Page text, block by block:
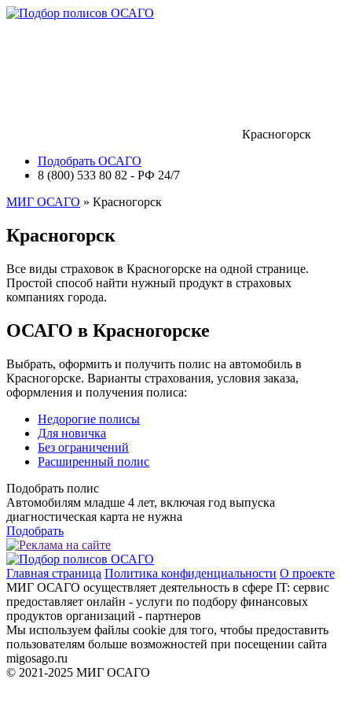
Красногорск
Подобрать ОСАГО
8 (800) 533 80 82 - РФ 24/7
МИГ ОСАГО » Красногорск
Красногорск
Все виды страховок в Красногорске на одной странице.
Простой способ найти нужный продукт в страховых
компаниях города.
ОСАГО в Красногорске
Выбрать, оформить и получить полис на автомобиль в
Красногорске. Варианты страхования, условия заказа,
оформления и получения полиса:
Недорогие полисы
Для новичка
Без ограничений
Расширенный полис
Подобрать полис
Автомобилям младше 4 лет, включая год выпуска
диагностическая карта не нужна
Подобрать
Главная страница Политика конфиденциальности О проекте
МИГ ОСАГО осуществляет деятельность в сфере IT: сервис
предоставляет онлайн - услуги по подбору финансовых
продуктов организаций - партнеров
Мы используем файлы cookie для того, чтобы предоставить
пользователям больше возможностей при посещении сайта
migosago.ru
© 2021-2025 МИГ ОСАГО